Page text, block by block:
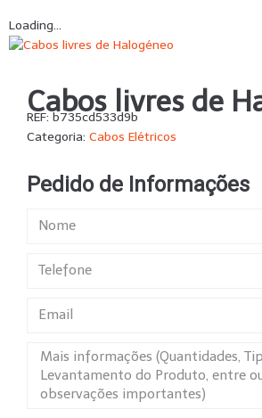
Loading...
Cabos livres de
REF: b735cd533d9b
Categoria: Cabos Elétricos
Pedido de Informações